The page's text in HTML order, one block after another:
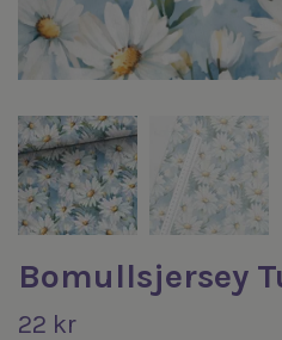
Bomullsjersey
22 kr